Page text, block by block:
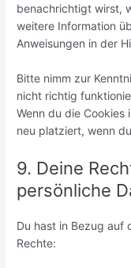
benachrichtigt wirst,
weitere Information
Anweisungen in der
Bitte nimm zur
nicht richtig
Wenn du die Cookies
neu platziert, wenn
9. Deine
persönliche
Du hast in Bezug auf
Rechte: